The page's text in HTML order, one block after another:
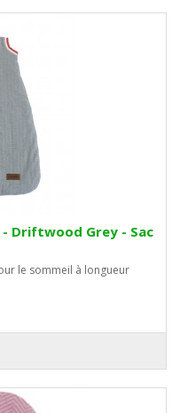
Driftwood Grey - Sac
le sommeil à longueur